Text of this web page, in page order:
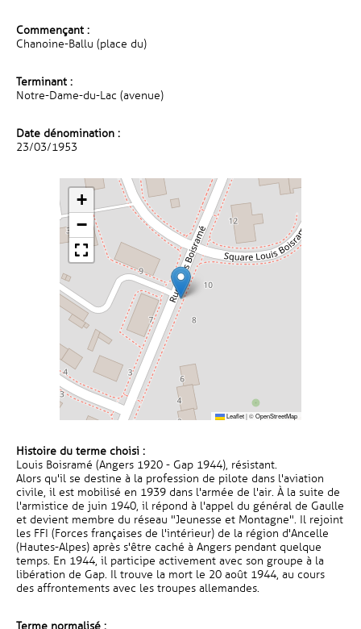
Commençant :
Chanoine-Ballu (place du)
Terminant :
Notre-Dame-du-Lac (avenue)
Date dénomination :
23/03/1953
+
−
Leaflet|©OpenStreetMap
Histoire du terme choisi :
Louis Boisramé (Angers 1920 - Gap 1944), résistant.
Alors qu'il se destine à la profession de pilote dans l'aviation
civile, il est mobilisé en 1939 dans l'armée de l'air. À la suite de
l'armistice de juin 1940, il répond à l'appel du général de Gaulle
et devient membre du réseau "Jeunesse et Montagne". Il rejoint
les FFI (Forces françaises de l'intérieur) de la région d'Ancelle
(Hautes-Alpes) après s'être caché à Angers pendant quelque
temps. En 1944, il participe activement avec son groupe à la
libération de Gap. Il trouve la mort le 20 août 1944, au cours
des affrontements avec les troupes allemandes.
Terme normalisé :